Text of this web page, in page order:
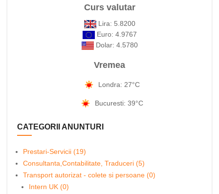
Curs valutar
Lira: 5.8200
Euro: 4.9767
Dolar: 4.5780
Vremea
Londra: 27°C
Bucuresti: 39°C
CATEGORII ANUNTURI
Prestari-Servicii (19)
Consultanta,Contabilitate, Traduceri (5)
Transport autorizat - colete si persoane (0)
Intern UK (0)